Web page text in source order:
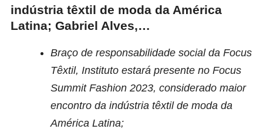
indústria têxtil de moda da América
Latina; Gabriel Alves,…
Braço de responsabilidade social da Focus
Têxtil, Instituto estará presente no Focus
Summit Fashion 2023, considerado maior
encontro da indústria têxtil de moda da
América Latina;